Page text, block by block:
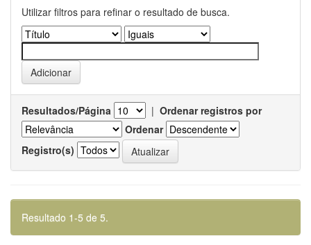
Utilizar filtros para refinar o resultado de busca.
Resultados/Página | Ordenar registros por
Ordenar
Registro(s)
Resultado 1-5 de 5.